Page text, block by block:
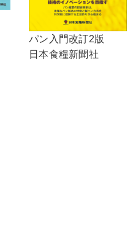
パン入門改訂2版
日本食糧新聞社